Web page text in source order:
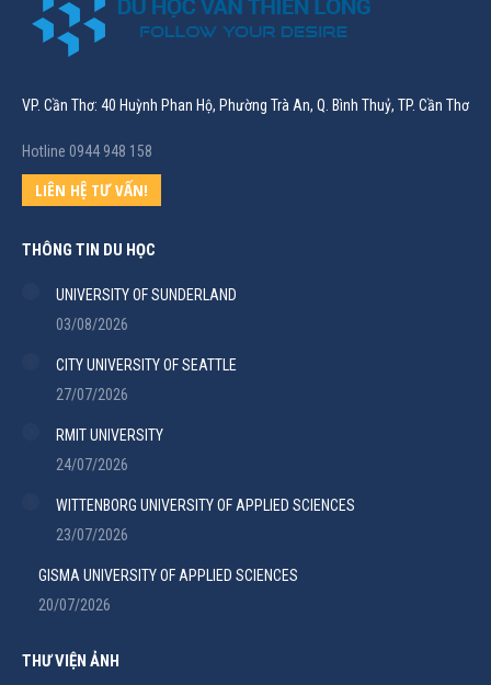
VP. Cần Thơ: 40 Huỳnh Phan Hộ, Phường Trà An, Q. Bình Thuỷ, TP. Cần Thơ
Hotline 0944 948 158
LIÊN HỆ TƯ VẤN!
THÔNG TIN DU HỌC
UNIVERSITY OF SUNDERLAND
03/08/2026
CITY UNIVERSITY OF SEATTLE
27/07/2026
RMIT UNIVERSITY
24/07/2026
WITTENBORG UNIVERSITY OF APPLIED SCIENCES
23/07/2026
GISMA UNIVERSITY OF APPLIED SCIENCES
20/07/2026
THƯ VIỆN ẢNH